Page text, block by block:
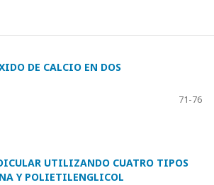
DE CALCIO EN DOS
71-76
UTILIZANDO CUATRO TIPOS
Y POLIETILENGLICOL